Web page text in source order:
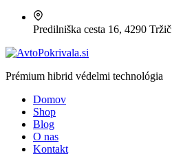
Predilniška cesta 16, 4290 Tržič
Prémium hibrid védelmi technológia
Domov
Shop
Blog
O nas
Kontakt